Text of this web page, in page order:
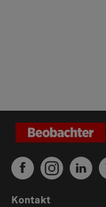
Kontakt